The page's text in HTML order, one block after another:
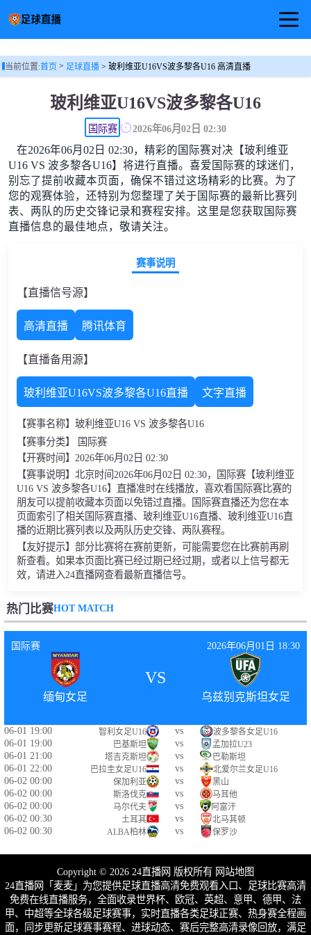
首页
足球视频
当前位置:首页> 足球直播> 玻利维亚U16VS波多黎各U16 高清直播
玻利维亚U16VS波多黎各U16
国际赛 2026年06月02日 02:30
在2026年06月02日 02:30，精彩的国际赛对决【玻利维亚
U16 VS 波多黎各U16】将进行直播。喜爱国际赛的球迷们，
别忘了提前收藏本页面，确保不错过这场精彩的比赛。为了
您的观赛体验，还特别为您整理了关于国际赛的最新比赛列
表、两队的历史交锋记录和赛程安排。这里是您获取国际赛
直播信息的最佳地点，敬请关注。
赛事说明
【直播信号源】
高清直播 腾讯体育
【直播备用源】
玻利维亚U16VS波多黎各U16直播 文字直播
【赛事名称】玻利维亚U16 VS 波多黎各U16
【赛事分类】 国际赛
【开赛时间】2026年06月02日 02:30
【赛事说明】北京时间2026年06月02日 02:30，国际赛【玻利维亚
U16 VS 波多黎各U16】直播准时在线播放，喜欢看国际赛比赛的
朋友可以提前收藏本页面以免错过直播。国际赛直播还为您在本
页面索引了相关国际赛直播、玻利维亚U16直播、玻利维亚U16直
播的近期比赛列表以及两队历史交锋、两队赛程。
【友好提示】部分比赛将在赛前更新，可能需要您在比赛前再刷
新查看。如果本页面比赛已经过期已经过期，或者以上信号都无
效，请进入24直播网查看最新直播信号。
热门比赛HOT MATCH
国际赛 2026年06月01日 18:30
缅甸女足
VS
乌兹别克斯坦女足
06-01 19:00 智利女足U16 vs 波多黎各女足U16
06-01 19:00 巴基斯坦 vs 孟加拉U23
06-01 21:00 塔吉克斯坦 vs 巴勒斯坦
06-01 22:00 巴拉圭女足U16 vs 北爱尔兰女足U16
06-02 00:00 保加利亚 vs 黑山
06-02 00:00 斯洛伐克 vs 马耳他
06-02 00:00 马尔代夫 vs 阿富汗
06-02 00:30 土耳其 vs 北马其顿
06-02 00:30 ALBA柏林 vs 保罗沙
Copyright © 2026 24直播网 版权所有 网站地图
24直播网「麦麦」为您提供足球直播高清免费观看入口、足球比赛高清
免费在线直播服务，全面收录世界杯、欧冠、英超、意甲、德甲、法
甲、中超等全球各级足球赛事，实时直播各类足球正赛、热身赛全程画
面，同步更新足球赛事赛程、进球动态、赛后完整高清录像回放，满足